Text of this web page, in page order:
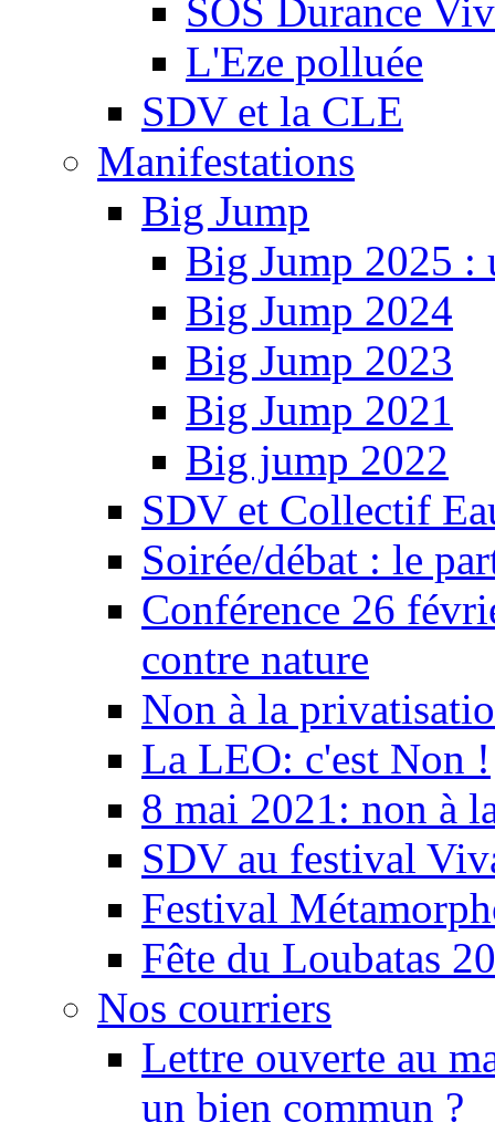
SOS Durance
L'Eze polluée
SDV et la CLE
Manifestations
Big Jump
Big Jump 2025 :
Big Jump 2024
Big Jump 2023
Big Jump 2021
Big jump 2022
SDV et Collectif
Soirée/débat : le
Conférence 26
contre nature
Non à la
La LEO: c'est Non !
8 mai 2021: non à
SDV au festival
Festival
Fête du Loubatas
Nos courriers
Lettre ouverte au
un bien commun ?